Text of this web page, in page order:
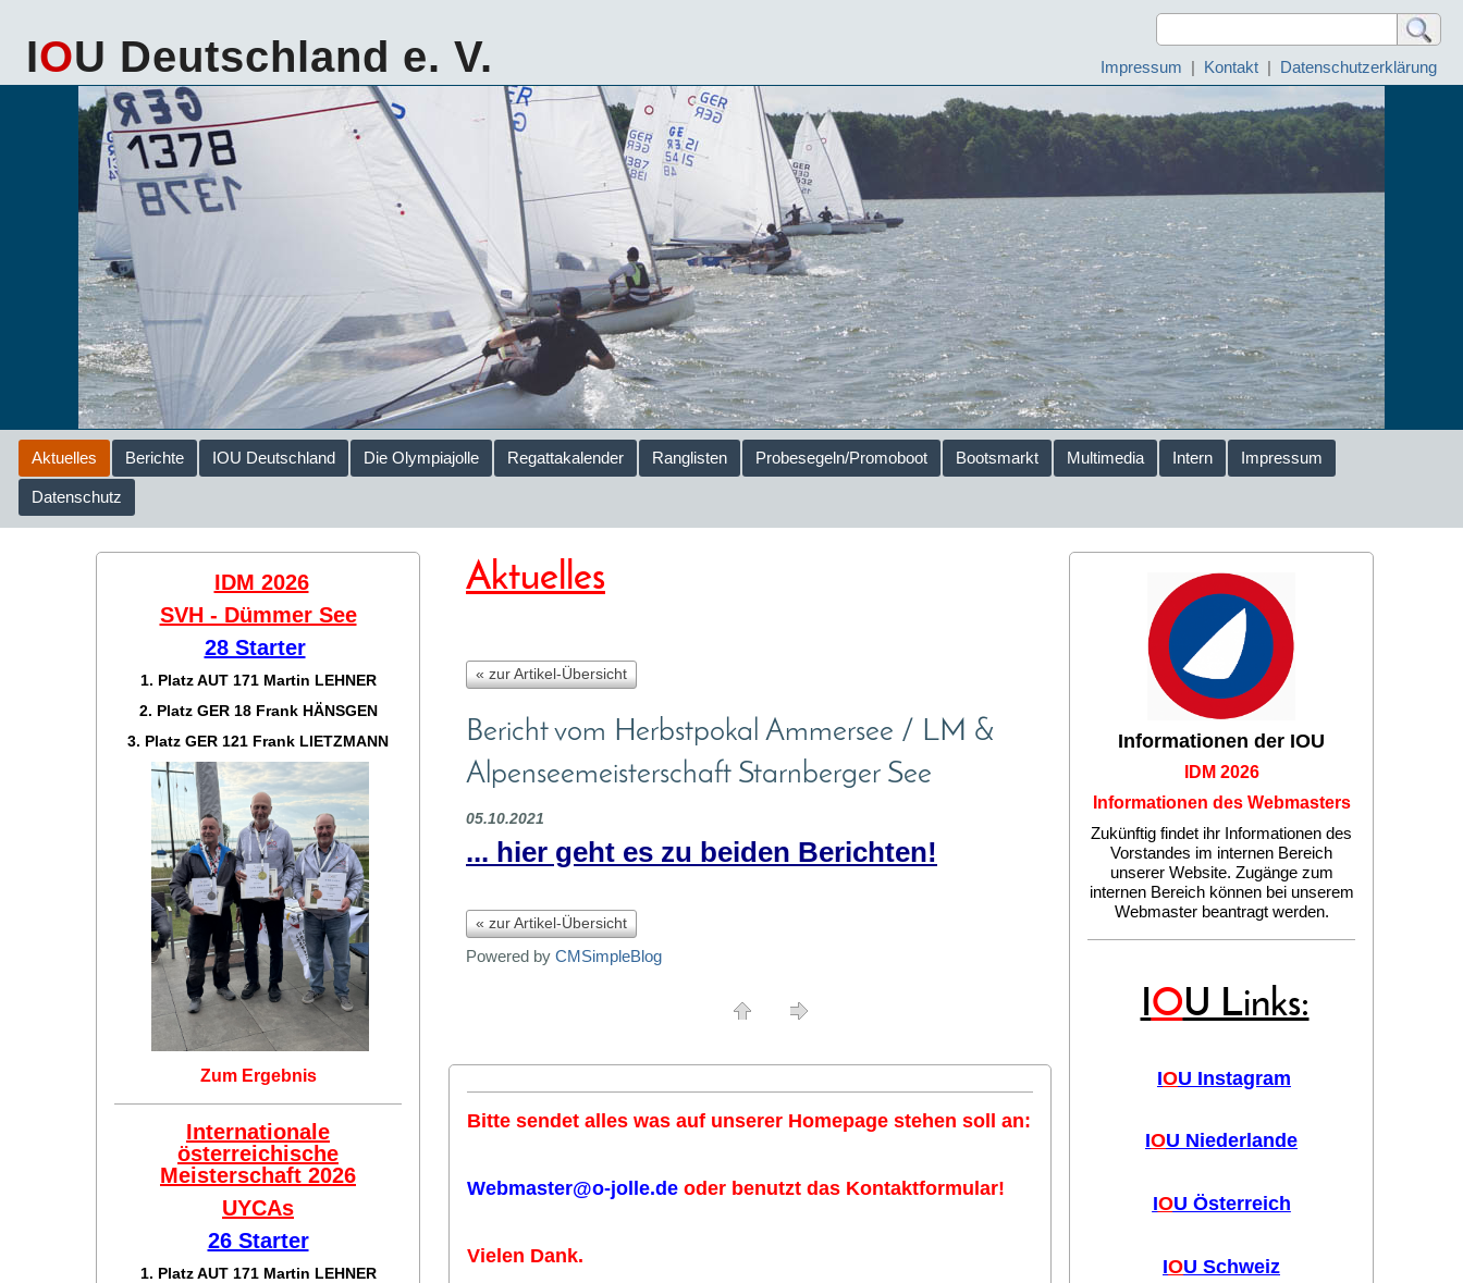
IOU Deutschland e. V. Impressum | Kontakt | Datenschutzerklärung
Aktuelles Berichte IOU Deutschland Die Olympiajolle Regattakalender Ranglisten Probesegeln/Promoboot Bootsmarkt Multimedia Intern Impressum
Datenschutz
Aktuelles
« zur Artikel-Übersicht
Bericht vom Herbstpokal Ammersee / LM &
Alpenseemeisterschaft Starnberger See
05.10.2021
... hier geht es zu beiden Berichten!
« zur Artikel-Übersicht
Powered by CMSimpleBlog
Bitte sendet alles was auf unserer Homepage stehen soll an:
Webmaster@o-jolle.de oder benutzt das Kontaktformular!
Vielen Dank.
Informationen der IOU
IDM 2026
Informationen des Webmasters
Zukünftig findet ihr Informationen des
Vorstandes im internen Bereich
unserer Website. Zugänge zum
internen Bereich können bei unserem
Webmaster beantragt werden.
IOU Links:
IOU Instagram
IOU Niederlande
IOU Österreich
IOU Schweiz
IDM 2026
SVH - Dümmer See
28 Starter
1. Platz AUT 171 Martin LEHNER
2. Platz GER 18 Frank HÄNSGEN
3. Platz GER 121 Frank LIETZMANN
Zum Ergebnis
Internationale
österreichische
Meisterschaft 2026
UYCAs
26 Starter
1. Platz AUT 171 Martin LEHNER